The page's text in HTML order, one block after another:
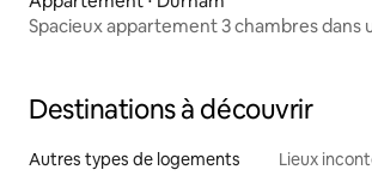
Spacieux appartement 3 chambres dans
Destinations à découvrir
Autres types de logements Lieux